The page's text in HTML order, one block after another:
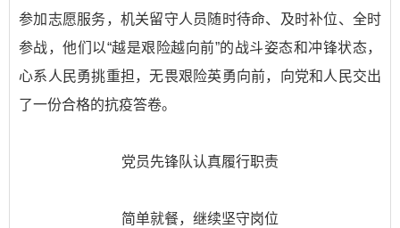
参加志愿服务，机关留守人员随时待命、及时补位、全时
参战，他们以“越是艰险越向前”的战斗姿态和冲锋状态，
心系人民勇挑重担，无畏艰险英勇向前，向党和人民交出
了一份合格的抗疫答卷。
党员先锋队认真履行职责
简单就餐，继续坚守岗位